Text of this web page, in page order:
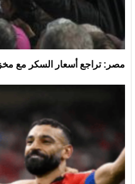
مصر: تراجع أسعار السكر مع